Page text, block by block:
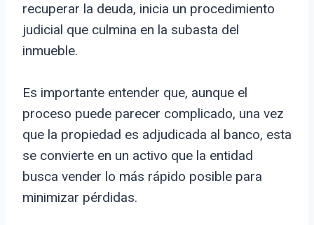
recuperar la deuda, inicia un procedimiento
judicial que culmina en la subasta del
inmueble.
Es importante entender que, aunque el
proceso puede parecer complicado, una vez
que la propiedad es adjudicada al banco, esta
se convierte en un activo que la entidad
busca vender lo más rápido posible para
minimizar pérdidas.